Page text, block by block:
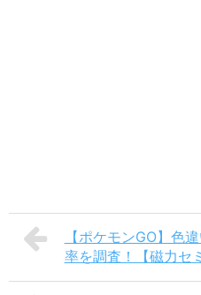
【ポケモンGO】色
率を調査！【磁力セ